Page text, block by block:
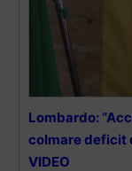
Lombardo:
colmare deficit
VIDEO